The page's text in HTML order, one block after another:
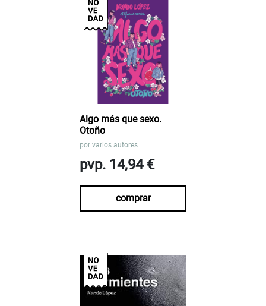
Algo más que sexo.
Otoño
por varios autores
pvp. 14,94 €
comprar